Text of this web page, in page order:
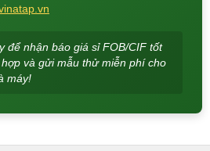
để nhận báo giá sỉ FOB/CIF tốt
và gửi mẫu thử miễn phí cho
máy!